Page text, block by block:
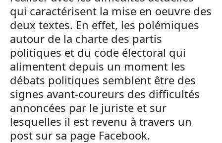
qui caractérisent la mise en oeuvre des
deux textes. En effet, les polémiques
autour de la charte des partis
politiques et du code électoral qui
alimentent depuis un moment les
débats politiques semblent être des
signes avant-coureurs des difficultés
annoncées par le juriste et sur
lesquelles il est revenu à travers un
post sur sa page Facebook.